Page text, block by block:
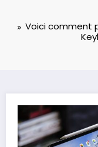
Voici comment